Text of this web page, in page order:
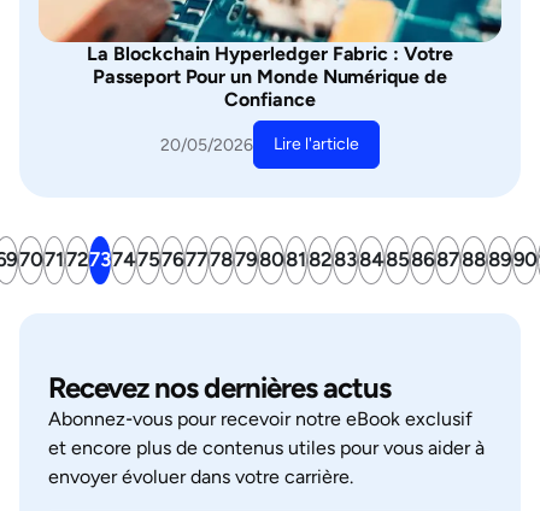
La Blockchain Hyperledger Fabric : Votre
Passeport Pour un Monde Numérique de
Confiance
20/05/2026 Lire l'article
707172737475767778798081828384858687888990
Recevez nos dernières actus
Abonnez‑vous pour recevoir notre eBook exclusif
et encore plus de contenus utiles pour vous aider à
envoyer évoluer dans votre carrière.